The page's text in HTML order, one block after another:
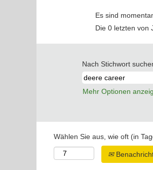
Es sind
Die 0 letzten von
Nach Stichwort
Mehr Optionen
Wählen Sie aus, wie oft (in